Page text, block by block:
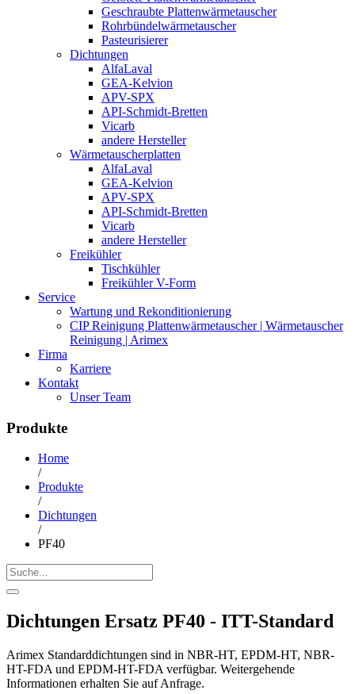
Geschraubte Plattenwärmetauscher
Rohrbündelwärmetauscher
Pasteurisierer
Dichtungen
AlfaLaval
GEA-Kelvion
APV-SPX
API-Schmidt-Bretten
Vicarb
andere Hersteller
Wärmetauscherplatten
AlfaLaval
GEA-Kelvion
APV-SPX
API-Schmidt-Bretten
Vicarb
andere Hersteller
Freikühler
Tischkühler
Freikühler V-Form
Service
Wartung und Rekonditionierung
CIP Reinigung Plattenwärmetauscher | Wärmetauscher
Reinigung | Arimex
Firma
Karriere
Kontakt
Unser Team
Produkte
Home
/
Produkte
/
Dichtungen
/
PF40
Dichtungen Ersatz PF40 - ITT-Standard
Arimex Standarddichtungen sind in NBR-HT, EPDM-HT, NBR-
HT-FDA und EPDM-HT-FDA verfügbar. Weitergehende
Informationen erhalten Sie auf Anfrage.